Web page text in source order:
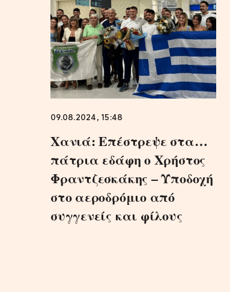
09.08.2024, 15:48
Χανιά: Επέστρεψε στα…
πάτρια εδάφη ο Χρήστος
Φραντζεσκάκης – Υποδοχή
στο αεροδρόμιο από
συγγενείς και φίλους